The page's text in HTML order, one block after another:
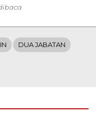
DUA JABATAN